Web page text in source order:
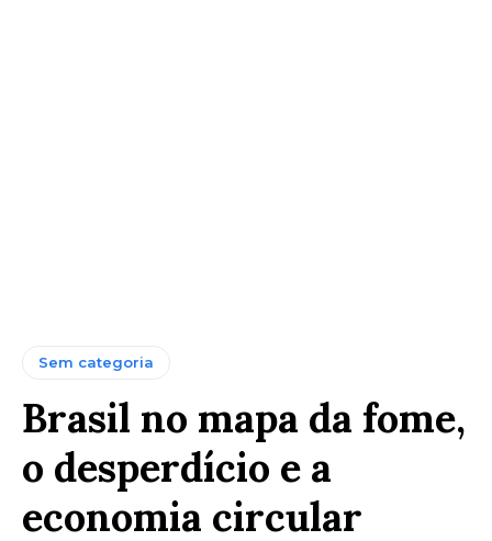
Sem categoria
Brasil no mapa da fome,
o desperdício e a
economia circular